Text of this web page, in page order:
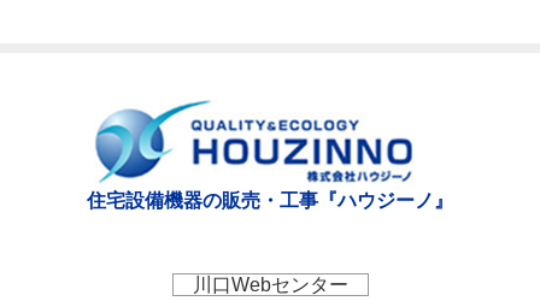
住宅設備機器の販売・工事『ハウジーノ』
川口Webセンター